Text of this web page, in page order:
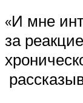
«И мне
за